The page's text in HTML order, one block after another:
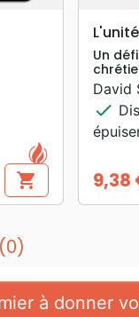
shopping_cart
search
Un
David
check
Prix
9,38
à donner